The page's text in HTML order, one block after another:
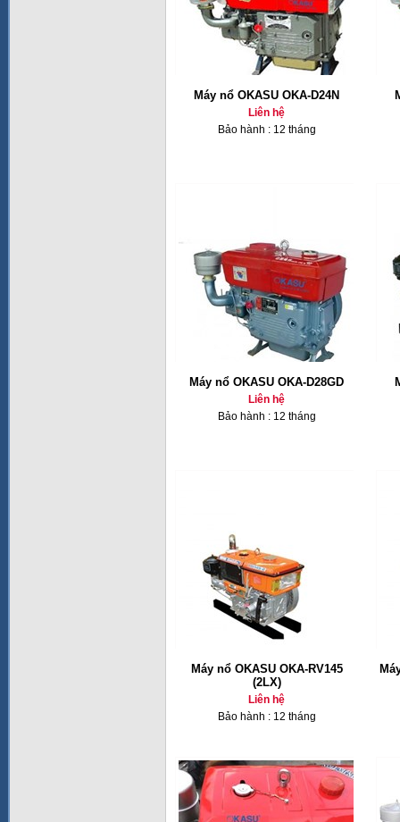
Máy nổ OKASU OKA-D24N
Liên hệ
Bảo hành : 12 tháng
Máy nổ OKASU OKA-D28GD
Liên hệ
Bảo hành : 12 tháng
Máy nổ OKASU OKA-RV145
(2LX)
Liên hệ
Bảo hành : 12 tháng